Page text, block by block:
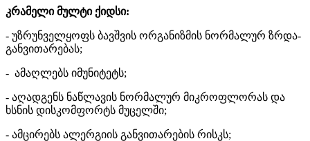
კრამელი მულტი ქიდსი:
- უზრუნველყოფს ბავშვის ორგანიზმის ნორმალურ ზრდა-
განვითარებას;
- ამაღლებს იმუნიტეტს;
- აღადგენს ნაწლავის ნორმალურ მიკროფლორას და
ხსნის დისკომფორტს მუცელში;
- ამცირებს ალერგიის განვითარების რისკს;